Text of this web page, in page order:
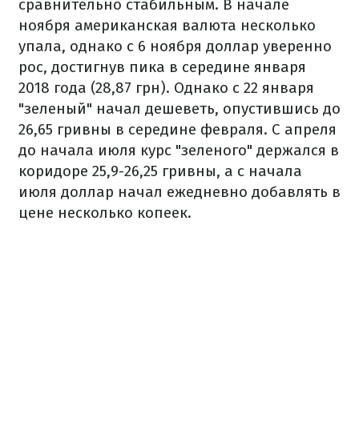
сравнительно стабильным. В начале
ноября американская валюта несколько
упала, однако с 6 ноября доллар уверенно
рос, достигнув пика в середине января
2018 года (28,87 грн). Однако с 22 января
"зеленый" начал дешеветь, опустившись до
26,65 гривны в середине февраля. С апреля
до начала июля курс "зеленого" держался в
коридоре 25,9-26,25 гривны, а с начала
июля доллар начал ежедневно добавлять в
цене несколько копеек.